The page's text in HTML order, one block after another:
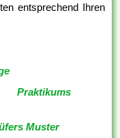
entsprechend Ihren
Praktikums
Muster